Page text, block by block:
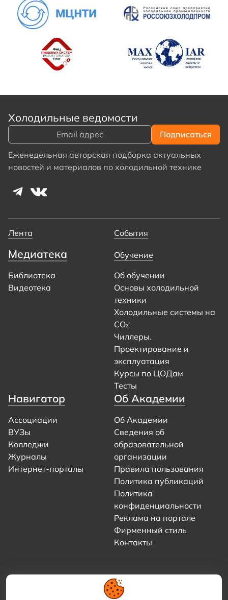
Холодильные ведомости
Еженедельная авторская подборка актуальных
новостей и материалов по холодильной технике
Лента События
Медиатека
Библиотека
Видеотека
Обучение
Об обучении
Основы холодильной
техники
Холодильные системы на
CO₂
Чиллеры.
Проектирование и
эксплуатация
Курсы по ЦОДам
Тесты
Навигатор
Ассоциации
ВУЗы
Колледжи
Журналы
Интернет-порталы
Об Академии
Об Академии
Сведения об
образовательной
организации
Правила пользования
Политика публикаций
Политика
конфиденциальности
Реклама на портале
Фирменный стиль
Контакты